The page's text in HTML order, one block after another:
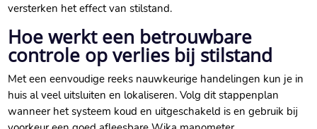
versterken het effect van stilstand.​
Hoe werkt een betrouwbare
controle op verlies bij stilstand
Met een eenvoudige reeks nauwkeurige handelingen kun je in
huis al veel uitsluiten en lokaliseren.​ Volg dit stappenplan
wanneer het systeem koud en uitgeschakeld is en gebruik bij